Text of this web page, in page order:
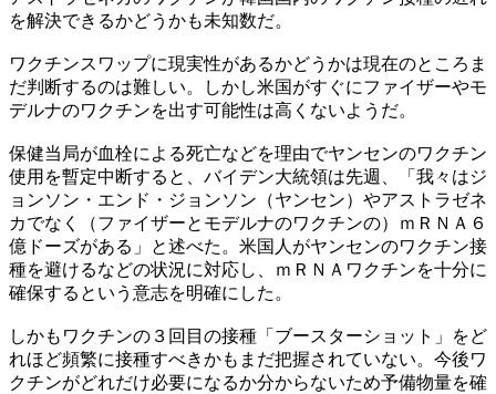
を解決できるかどうかも未知数だ。
ワクチンスワップに現実性があるかどうかは現在のところま
だ判断するのは難しい。しかし米国がすぐにファイザーやモ
デルナのワクチンを出す可能性は高くないようだ。
保健当局が血栓による死亡などを理由でヤンセンのワクチン
使用を暫定中断すると、バイデン大統領は先週、「我々はジ
ョンソン・エンド・ジョンソン（ヤンセン）やアストラゼネ
カでなく（ファイザーとモデルナのワクチンの）ｍＲＮＡ６
億ドーズがある」と述べた。米国人がヤンセンのワクチン接
種を避けるなどの状況に対応し、ｍＲＮＡワクチンを十分に
確保するという意志を明確にした。
しかもワクチンの３回目の接種「ブースターショット」をど
れほど頻繁に接種すべきかもまだ把握されていない。今後ワ
クチンがどれだけ必要になるか分からないため予備物量を確